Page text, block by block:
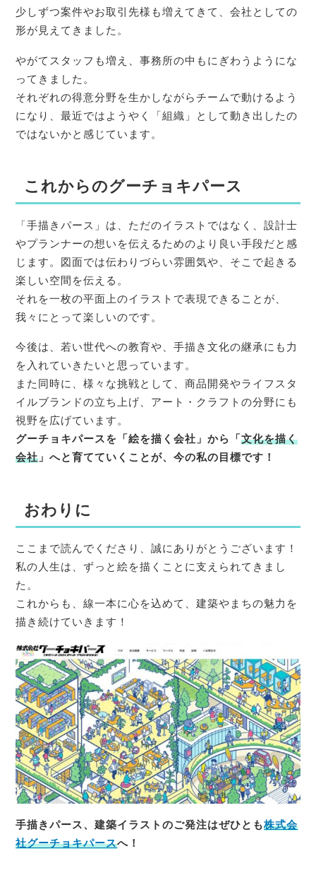
少しずつ案件やお取引先様も増えてきて、会社としての
形が見えてきました。
やがてスタッフも増え、事務所の中もにぎわうようにな
ってきました。
それぞれの得意分野を生かしながらチームで動けるよう
になり、最近ではようやく「組織」として動き出したの
ではないかと感じています。
これからのグーチョキパース
「手描きパース」は、ただのイラストではなく、設計士
やプランナーの想いを伝えるためのより良い手段だと感
じます。図面では伝わりづらい雰囲気や、そこで起きる
楽しい空間を伝える。
それを一枚の平面上のイラストで表現できることが、
我々にとって楽しいのです。
今後は、若い世代への教育や、手描き文化の継承にも力
を入れていきたいと思っています。
また同時に、様々な挑戦として、商品開発やライフスタ
イルブランドの立ち上げ、アート・クラフトの分野にも
視野を広げています。
グーチョキパースを「絵を描く会社」から「文化を描く
会社 」へと育てていくことが、今の私の目標です！
おわりに
ここまで読んでくださり、誠にありがとうございます！
私の人生は、ずっと絵を描くことに支えられてきまし
た。
これからも、線一本に心を込めて、建築やまちの魅力を
描き続けていきます！
手描きパース、建築イラストのご発注はぜひとも株式会
社グーチョキパースへ！